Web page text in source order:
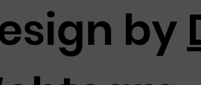
by